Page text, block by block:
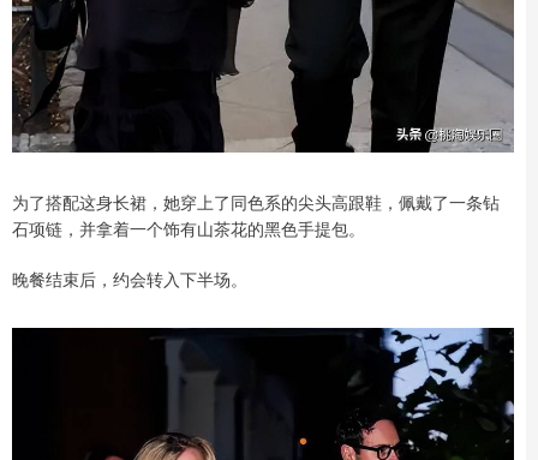
为了搭配这身长裙，她穿上了同色系的尖头高跟鞋，佩戴了一条钻
石项链，并拿着一个饰有山茶花的黑色手提包。
晚餐结束后，约会转入下半场。